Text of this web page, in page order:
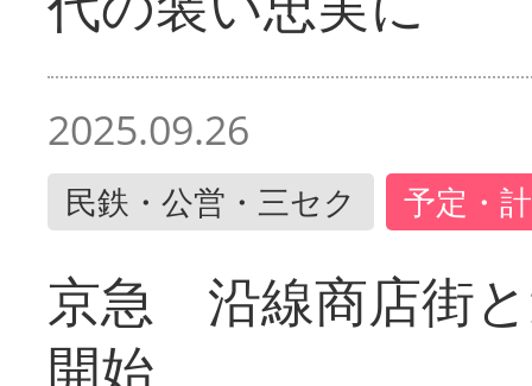
2025.09.26
民鉄・公営・三セク 予定・
京急 沿線商店街
開始